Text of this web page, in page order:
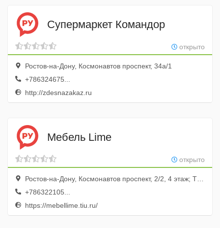
Супермаркет Командор
открыто
Ростов-на-Дону, Космонавтов проспект, 34а/1
+786324675...
http://zdesnazakaz.ru
Мебель Lime
открыто
Ростов-на-Дону, Космонавтов проспект, 2/2, 4 этаж; ТЦ Вавилон
+786322105...
https://mebellime.tiu.ru/